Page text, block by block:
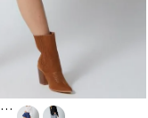
Blusa manga larga para mujer